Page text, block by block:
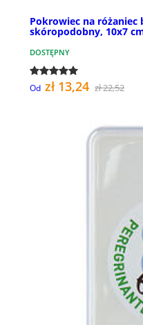
Pokrowiec na różaniec
skóropodobny, 10x7
DOSTĘPNY
Od zł 13,24 zł 22,52